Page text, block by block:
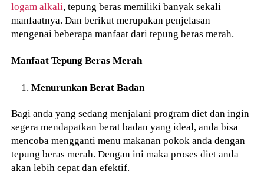
logam alkali, tepung beras memiliki banyak sekali
manfaatnya. Dan berikut merupakan penjelasan
mengenai beberapa manfaat dari tepung beras merah.
Manfaat Tepung Beras Merah
Menurunkan Berat Badan
Bagi anda yang sedang menjalani program diet dan ingin
segera mendapatkan berat badan yang ideal, anda bisa
mencoba mengganti menu makanan pokok anda dengan
tepung beras merah. Dengan ini maka proses diet anda
akan lebih cepat dan efektif.